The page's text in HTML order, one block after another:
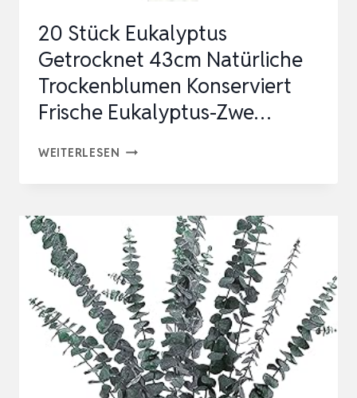
20 Stück Eukalyptus
Getrocknet 43cm Natürliche
Trockenblumen Konserviert
Frische Eukalyptus-Zwe…
WEITERLESEN 20
GETROCKNET
43CM
NATÜRLICHE
TROCKENBLUMEN
KONSERVIERT
FRISCHE
EUKALYPTUS-
ZWE…